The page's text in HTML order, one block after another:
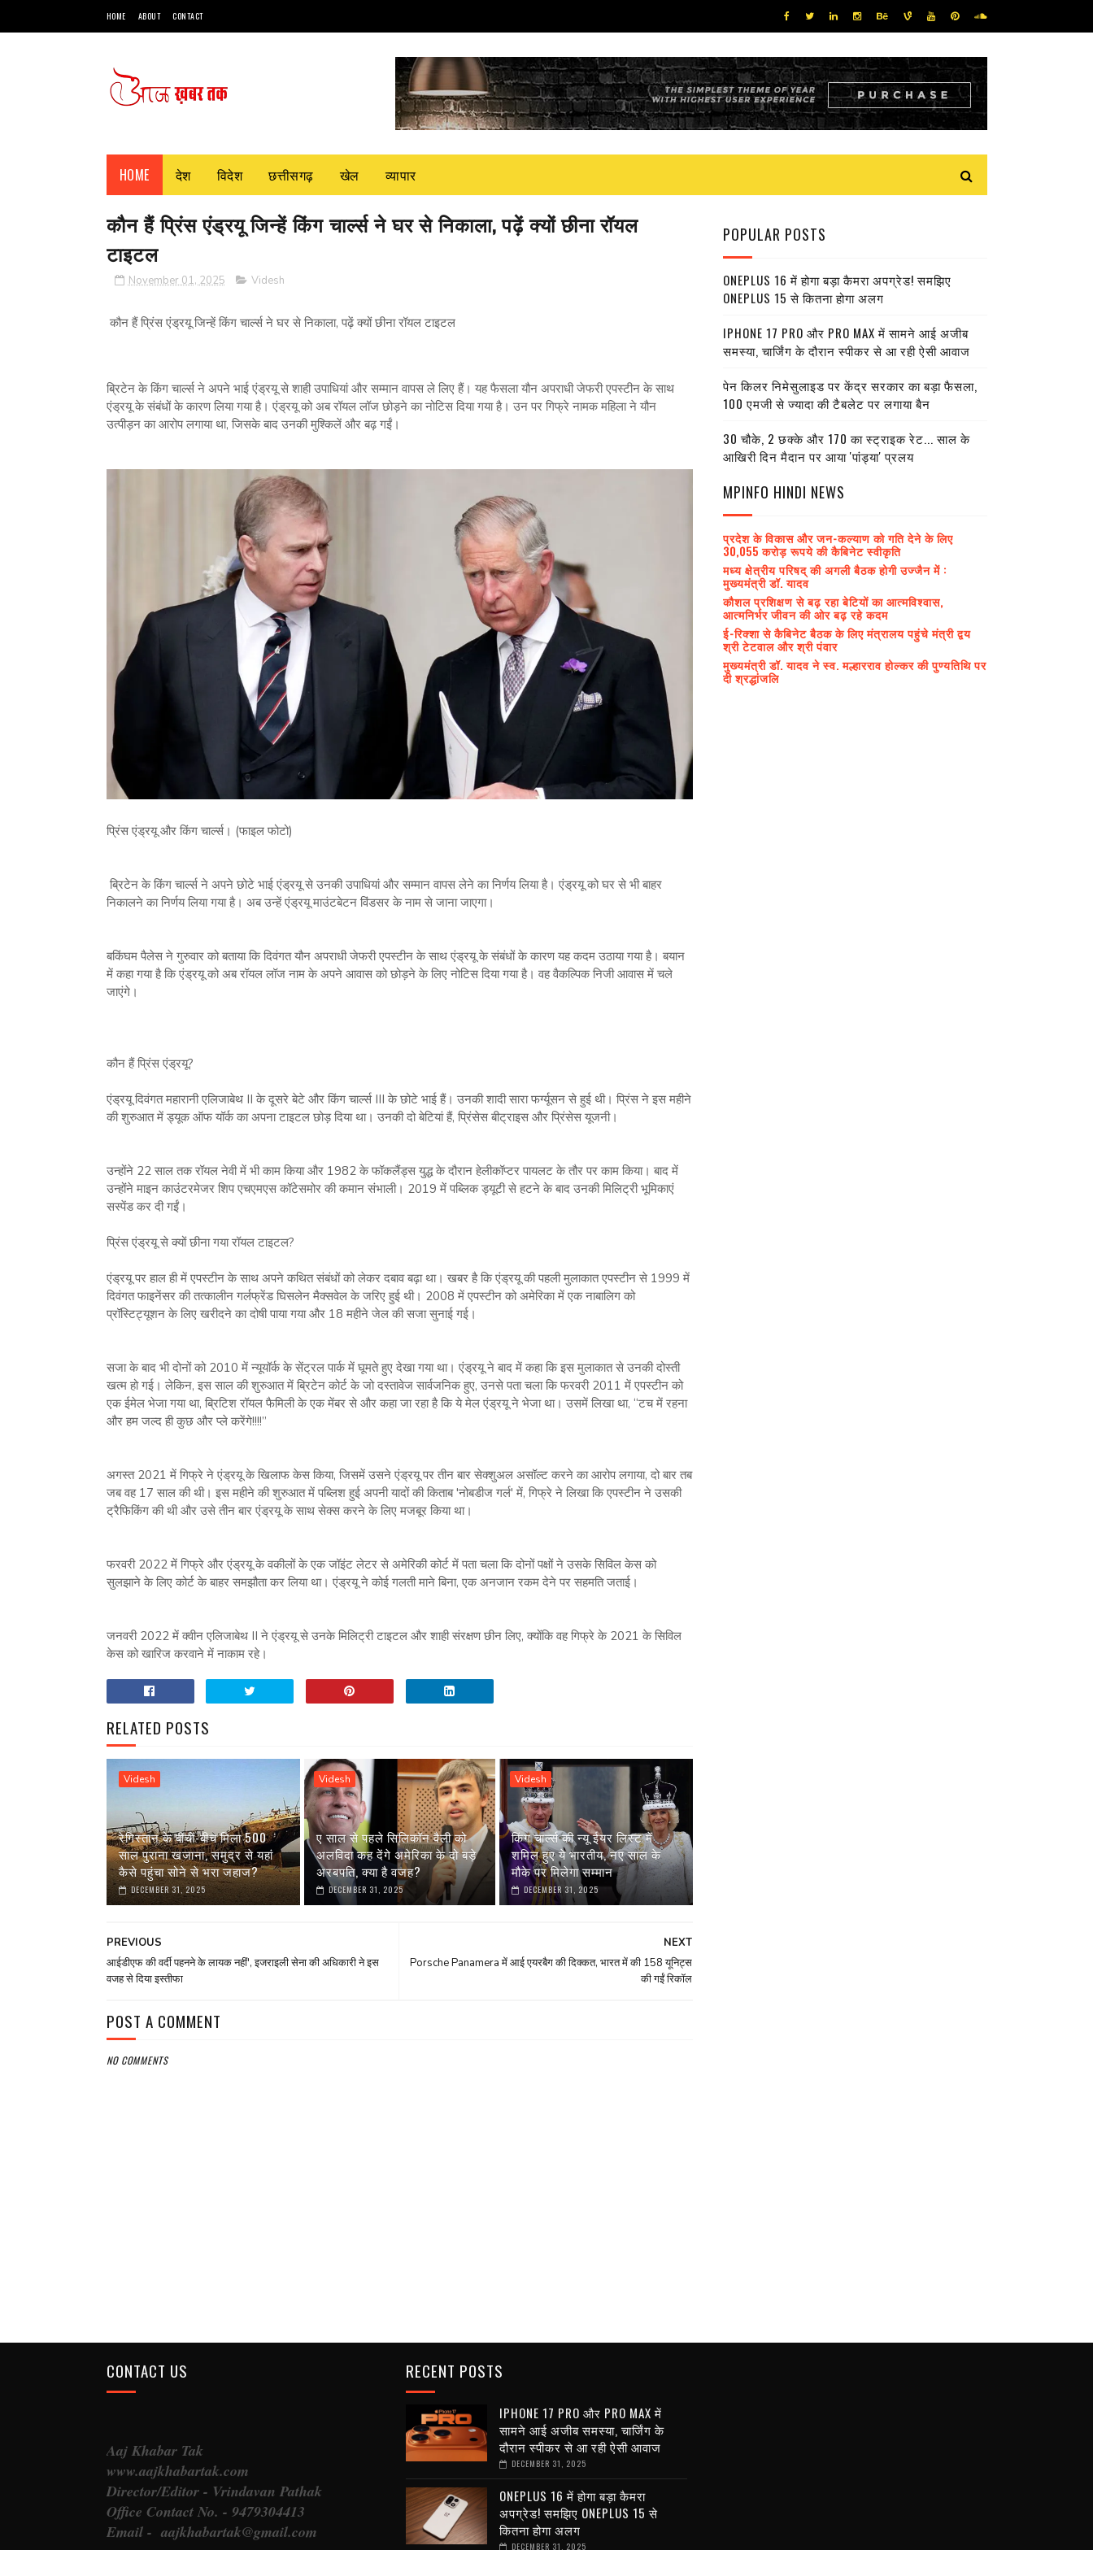
HOME ABOUT CONTACT
HOME देश विदेश छत्तीसगढ़ खेल व्यापार
कौन हैं प्रिंस एंड्रयू जिन्हें किंग चार्ल्स ने घर से निकाला, पढ़ें क्यों छीना रॉयल
टाइटल
November 01, 2025 Videsh
कौन हैं प्रिंस एंड्रयू जिन्हें किंग चार्ल्स ने घर से निकाला, पढ़ें क्यों छीना रॉयल टाइटल
ब्रिटेन के किंग चार्ल्स ने अपने भाई एंड्रयू से शाही उपाधियां और सम्मान वापस ले लिए हैं। यह फैसला यौन अपराधी जेफरी एपस्टीन के साथ
एंड्रयू के संबंधों के कारण लिया गया है। एंड्रयू को अब रॉयल लॉज छोड़ने का नोटिस दिया गया है। उन पर गिफ्रे नामक महिला ने यौन
उत्पीड़न का आरोप लगाया था, जिसके बाद उनकी मुश्किलें और बढ़ गईं।
प्रिंस एंड्रयू और किंग चार्ल्स। (फाइल फोटो)
ब्रिटेन के किंग चा‌र्ल्स ने अपने छोटे भाई एंड्रयू से उनकी उपाधियां और सम्मान वापस लेने का निर्णय लिया है। एंड्रयू को घर से भी बाहर
निकालने का निर्णय लिया गया है। अब उन्हें एंड्रयू माउंटबेटन विंडसर के नाम से जाना जाएगा।
बकिंघम पैलेस ने गुरुवार को बताया कि दिवंगत यौन अपराधी जेफरी एपस्टीन के साथ एंड्रयू के संबंधों के कारण यह कदम उठाया गया है। बयान
में कहा गया है कि एंड्रयू को अब रॉयल लॉज नाम के अपने आवास को छोड़ने के लिए नोटिस दिया गया है। वह वैकल्पिक निजी आवास में चले
जाएंगे।
कौन हैं प्रिंस एंड्रयू?
एंड्रयू दिवंगत महारानी एलिजाबेथ II के दूसरे बेटे और किंग चार्ल्स III के छोटे भाई हैं। उनकी शादी सारा फर्ग्यूसन से हुई थी। प्रिंस ने इस महीने
की शुरुआत में ड्यूक ऑफ यॉर्क का अपना टाइटल छोड़ दिया था। उनकी दो बेटियां हैं, प्रिंसेस बीट्राइस और प्रिंसेस यूजनी।
उन्होंने 22 साल तक रॉयल नेवी में भी काम किया और 1982 के फॉकलैंड्स युद्ध के दौरान हेलीकॉप्टर पायलट के तौर पर काम किया। बाद में
उन्होंने माइन काउंटरमेजर शिप एचएमएस कॉटेसमोर की कमान संभाली। 2019 में पब्लिक ड्यूटी से हटने के बाद उनकी मिलिट्री भूमिकाएं
सस्पेंड कर दी गईं।
प्रिंस एंड्रयू से क्यों छीना गया रॉयल टाइटल?
एंड्रयू पर हाल ही में एपस्टीन के साथ अपने कथित संबंधों को लेकर दबाव बढ़ा था। खबर है कि एंड्रयू की पहली मुलाकात एपस्टीन से 1999 में
दिवंगत फाइनेंसर की तत्कालीन गर्लफ्रेंड घिसलेन मैक्सवेल के जरिए हुई थी। 2008 में एपस्टीन को अमेरिका में एक नाबालिग को
प्रॉस्टिट्यूशन के लिए खरीदने का दोषी पाया गया और 18 महीने जेल की सजा सुनाई गई।
सजा के बाद भी दोनों को 2010 में न्यूयॉर्क के सेंट्रल पार्क में घूमते हुए देखा गया था। एंड्रयू ने बाद में कहा कि इस मुलाकात से उनकी दोस्ती
खत्म हो गई। लेकिन, इस साल की शुरुआत में ब्रिटेन कोर्ट के जो दस्तावेज सार्वजनिक हुए, उनसे पता चला कि फरवरी 2011 में एपस्टीन को
एक ईमेल भेजा गया था, ब्रिटिश रॉयल फैमिली के एक मेंबर से और कहा जा रहा है कि ये मेल एंड्रयू ने भेजा था। उसमें लिखा था, “टच में रहना
और हम जल्द ही कुछ और प्ले करेंगे!!!!”
अगस्त 2021 में गिफ्रे ने एंड्रयू के खिलाफ केस किया, जिसमें उसने एंड्रयू पर तीन बार सेक्शुअल असॉल्ट करने का आरोप लगाया, दो बार तब
जब वह 17 साल की थी। इस महीने की शुरुआत में पब्लिश हुई अपनी यादों की किताब 'नोबडीज गर्ल' में, गिफ्रे ने लिखा कि एपस्टीन ने उसकी
ट्रैफिकिंग की थी और उसे तीन बार एंड्रयू के साथ सेक्स करने के लिए मजबूर किया था।
फरवरी 2022 में गिफ्रे और एंड्रयू के वकीलों के एक जॉइंट लेटर से अमेरिकी कोर्ट में पता चला कि दोनों पक्षों ने उसके सिविल केस को
सुलझाने के लिए कोर्ट के बाहर समझौता कर लिया था। एंड्रयू ने कोई गलती माने बिना, एक अनजान रकम देने पर सहमति जताई।
जनवरी 2022 में क्वीन एलिजाबेथ II ने एंड्रयू से उनके मिलिट्री टाइटल और शाही संरक्षण छीन लिए, क्योंकि वह गिफ्रे के 2021 के सिविल
केस को खारिज करवाने में नाकाम रहे।
RELATED POSTS
Videsh
रेगिस्तान के बीचों-बीच मिला 500
साल पुराना खजाना, समुद्र से यहां
कैसे पहुंचा सोने से भरा जहाज?
DECEMBER 31, 2025
Videsh
ए साल से पहले सिलिकॉन वैली को
अलविदा कह देंगे अमेरिका के दो बड़े
अरबपति, क्या है वजह?
DECEMBER 31, 2025
Videsh
किंग चार्ल्स की न्यू ईयर लिस्ट में
शमिल हुए ये भारतीय, नए साल के
मौके पर मिलेगा सम्मान
DECEMBER 31, 2025
NEXT
Porsche Panamera में आई एयरबैग की दिक्कत, भारत में की 158 यूनिट्स
की गईं रिकॉल
PREVIOUS
आईडीएफ की वर्दी पहनने के लायक नहीं', इजराइली सेना की अधिकारी ने इस
वजह से दिया इस्तीफा
POST A COMMENT
NO COMMENTS
POPULAR POSTS
ONEPLUS 16 में होगा बड़ा कैमरा अपग्रेड! समझिए
ONEPLUS 15 से कितना होगा अलग
IPHONE 17 PRO और PRO MAX में सामने आई अजीब
समस्या, चार्जिंग के दौरान स्पीकर से आ रही ऐसी आवाज
पेन किलर निमेसुलाइड पर केंद्र सरकार का बड़ा फैसला,
100 एमजी से ज्यादा की टैबलेट पर लगाया बैन
30 चौके, 2 छक्के और 170 का स्ट्राइक रेट... साल के
आखिरी दिन मैदान पर आया 'पांड्या' प्रलय
MPINFO HINDI NEWS
प्रदेश के विकास और जन-कल्याण को गति देने के लिए
30,055 करोड़ रूपये की कैबिनेट स्वीकृति
मध्य क्षेत्रीय परिषद् की अगली बैठक होगी उज्जैन में :
मुख्यमंत्री डॉ. यादव
कौशल प्रशिक्षण से बढ़ रहा बेटियों का आत्मविश्वास,
आत्मनिर्भर जीवन की ओर बढ़ रहे कदम
ई-रिक्शा से कैबिनेट बैठक के लिए मंत्रालय पहुंचे मंत्री द्वय
श्री टेटवाल और श्री पंवार
मुख्यमंत्री डॉ. यादव ने स्व. मल्हारराव होल्कर की पुण्यतिथि पर
दी श्रद्धांजलि
CONTACT US
Aaj Khabar Tak
www.aajkhabartak.com
Director/Editor - Vrindavan Pathak
Office Contact No. - 9479304413
Email - aajkhabartak@gmail.com
RECENT POSTS
IPHONE 17 PRO और PRO MAX में
सामने आई अजीब समस्या, चार्जिंग के
दौरान स्पीकर से आ रही ऐसी आवाज
DECEMBER 31, 2025
ONEPLUS 16 में होगा बड़ा कैमरा
अपग्रेड! समझिए ONEPLUS 15 से
कितना होगा अलग
DECEMBER 31, 2025